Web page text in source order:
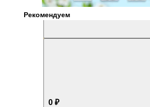
Рекомендуем
0 ₽